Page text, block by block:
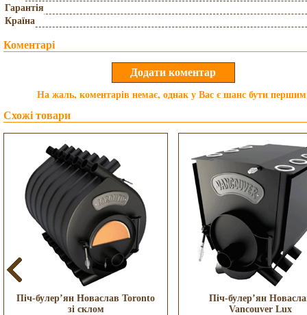
Гарантія
Країна
Коментарі
На жаль, коментарів немає, однак у Вас є шанс бути
Схожі товари
Піч-булер’ян Новаслав Toronto
зі склом
Піч-булер’ян
Vancouver Lux